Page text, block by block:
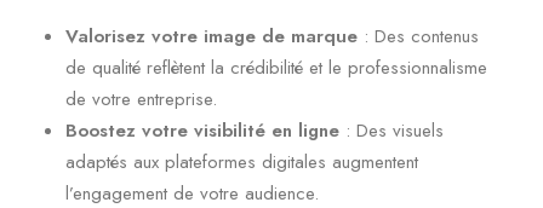
Valorisez votre image de marque : Des contenus
de qualité reflètent la crédibilité et le professionnalisme
de votre entreprise.
Boostez votre visibilité en ligne : Des visuels
adaptés aux plateformes digitales augmentent
l’engagement de votre audience.